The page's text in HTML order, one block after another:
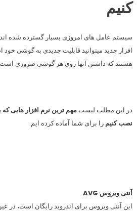
کنیم
سیستم عامل های امروزی بسیار گسترده شده اند
افزار جدید میتوانیدقابلیت جدیدی به گوشی خود
هستند که داشتن آنها روی هر گوشی ضروری
در این مطلب لیستمهم ترین نرم افزار هایی
نصب کنیم را برای شما آماده کرده ایم.
آنتی ویروس AVG
این آنتی ویروس برای اندروید رایگان است، در